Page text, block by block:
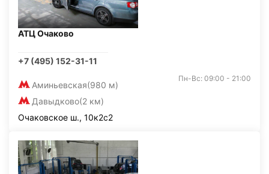
АТЦ Очаково
+7 (495) 152-31-11
Аминьевская(980 м)
Давыдково(2 км)
Пн-Вс: 09:00 - 21:00
Очаковское ш., 10к2с2